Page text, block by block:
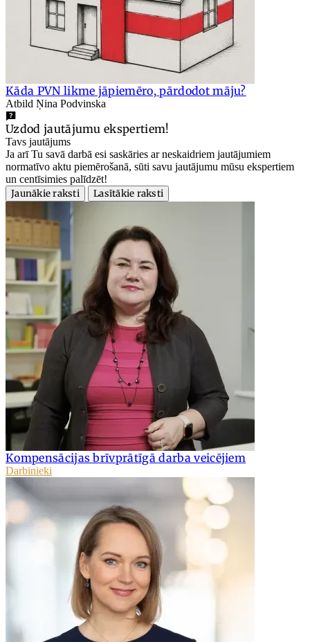
Kāda PVN likme jāpiemēro, pārdodot māju?
Atbild Ņina Podvinska
Uzdod jautājumu ekspertiem!
Tavs jautājums
Ja arī Tu savā darbā esi saskāries ar neskaidriem jautājumiem
normatīvo aktu piemērošanā, sūti savu jautājumu mūsu ekspertiem
un centīsimies palīdzēt!
Jaunākie raksti
Lasītākie raksti
Kompensācijas brīvprātīgā darba veicējiem
Darbinieki